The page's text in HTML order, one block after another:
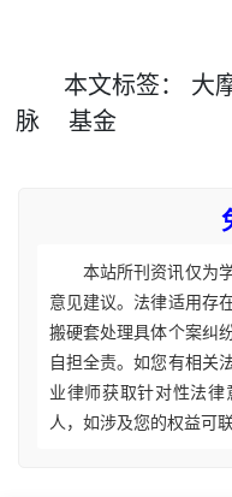
本文标签： 大
脉
基金
本站所刊资讯仅为
意见建议。法律适用存
搬硬套处理具体个案纠
自担全责。如您有相关
业律师获取针对性法
人，如涉及您的权益可